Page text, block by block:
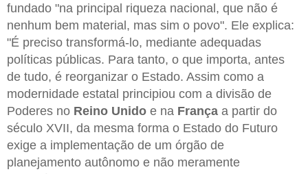
fundado "na principal riqueza nacional, que não é
nenhum bem material, mas sim o povo". Ele explica:
"É preciso transformá-lo, mediante adequadas
políticas públicas. Para tanto, o que importa, antes
de tudo, é reorganizar o Estado. Assim como a
modernidade estatal principiou com a divisão de
Poderes no Reino Unido e na França a partir do
século XVII, da mesma forma o Estado do Futuro
exige a implementação de um órgão de
planejamento autônomo e não meramente